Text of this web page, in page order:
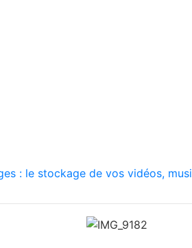
: le stockage de vos vidéos,